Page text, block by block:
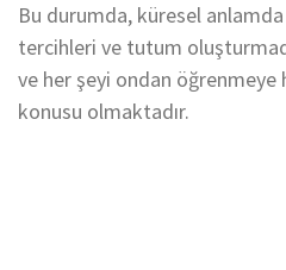
Bu durumda, küresel
tercihleri ve tutum
ve her şeyi ondan öğrenmeye
konusu olmaktadır.